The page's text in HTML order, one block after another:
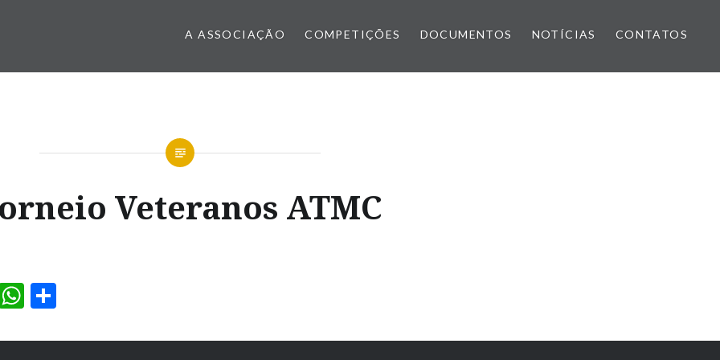
A ASSOCIAÇÃO COMPETIÇÕES DOCUMENTOS NOTÍCIAS CONTATOS
Veteranos ATMC
WhatsApp